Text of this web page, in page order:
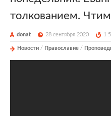
толкованием.
donat 28 сентября 2020 1
Новости / Православие /